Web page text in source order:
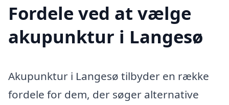
Fordele ved at vælge
akupunktur i Langesø
Akupunktur i Langesø tilbyder en række
fordele for dem, der søger alternative